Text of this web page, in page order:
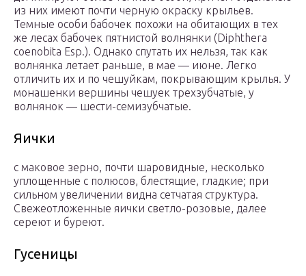
из них имеют почти черную окраску крыльев.
Темные особи бабочек похожи на обитающих в тех
же лесах бабочек пятнистой волнянки (Diphthera
coenobita Esp.). Однако спутать их нельзя, так как
волнянка летает раньше, в мае — июне. Легко
отличить их и по чешуйкам, покрывающим крылья. У
монашенки вершины чешуек трехзубчатые, у
волнянок — шести-семизубчатые.
Яички
с маковое зерно, почти шаровидные, несколько
уплощенные с полюсов, блестящие, гладкие; при
сильном увеличении видна сетчатая структура.
Свежеотложенные яички светло-розовые, далее
сереют и буреют.
Гусеницы